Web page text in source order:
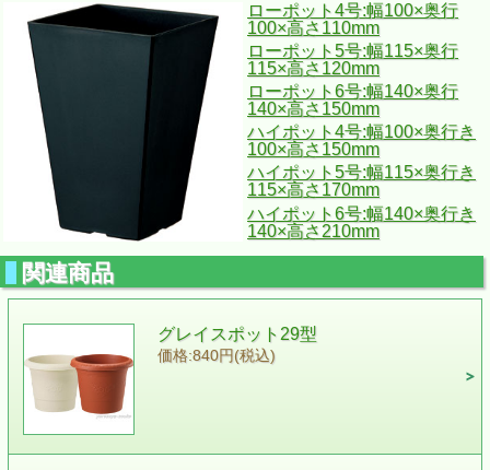
ローポット4号:幅100×奥行
100×高さ110mm
ローポット5号:幅115×奥行
115×高さ120mm
ローポット6号:幅140×奥行
140×高さ150mm
ハイポット4号:幅100×奥行き
100×高さ150mm
ハイポット5号:幅115×奥行き
115×高さ170mm
ハイポット6号:幅140×奥行き
140×高さ210mm
関連商品
グレイスポット29型
価格:840円(税込)